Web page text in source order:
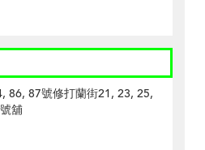
86, 87號修打蘭街21, 23, 25,
舖